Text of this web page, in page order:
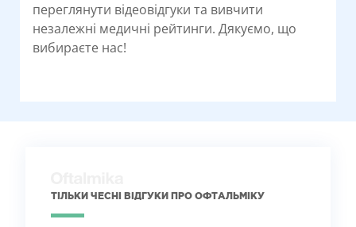
переглянути відеовідгуки та вивчити
незалежні медичні рейтинги. Дякуємо, що
вибираєте нас!
ТІЛЬКИ ЧЕСНІ ВІДГУКИ ПРО ОФТАЛЬМІКУ